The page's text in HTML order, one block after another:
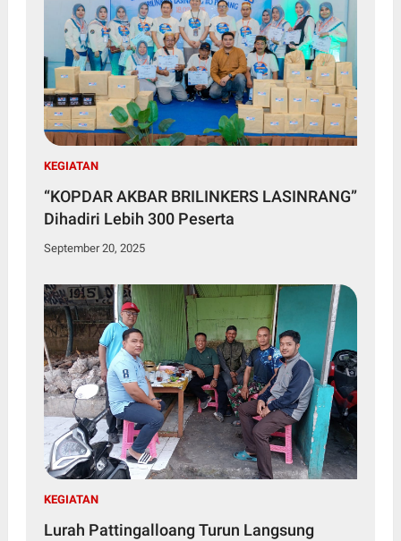
KEGIATAN
“KOPDAR AKBAR BRILINKERS LASINRANG”
Dihadiri Lebih 300 Peserta
September 20, 2025
KEGIATAN
Lurah Pattingalloang Turun Langsung